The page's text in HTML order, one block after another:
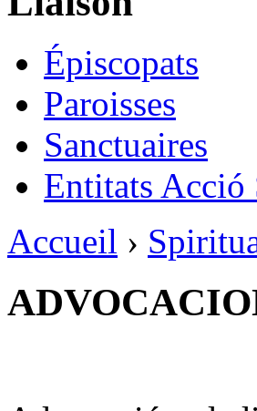
Épiscopats
Paroisses
Sanctuaires
Entitats Acció
Accueil ›